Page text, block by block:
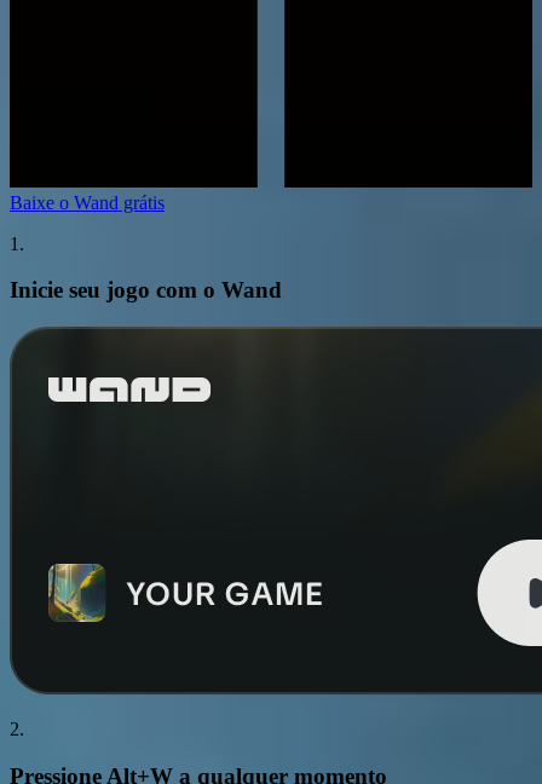
Baixe o Wand grátis
1.
Inicie seu jogo com o Wand
2.
Pressione Alt+W a qualquer momento